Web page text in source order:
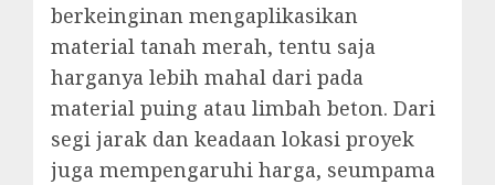
berkeinginan mengaplikasikan
material tanah merah, tentu saja
harganya lebih mahal dari pada
material puing atau limbah beton. Dari
segi jarak dan keadaan lokasi proyek
juga mempengaruhi harga, seumpama